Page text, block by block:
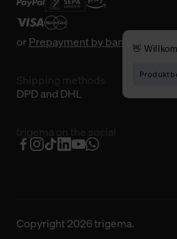
orPrepayment by bank transfer
DPD and DHL
Copyright 2026 trigema.